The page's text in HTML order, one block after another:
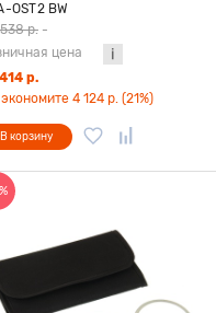
OST2 BW
р. -
цена
р.
4 124 р. (21%)
В корзину